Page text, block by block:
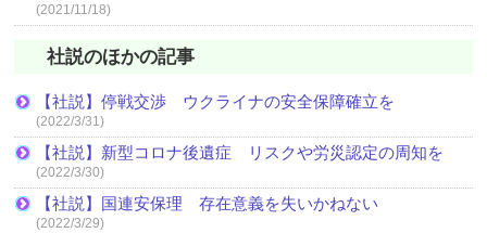
(2021/11/18)
社説のほかの記事
【社説】停戦交渉 ウクライナの安全保障確立を
(2022/3/31)
【社説】新型コロナ後遺症 リスクや労災認定の周知を
(2022/3/30)
【社説】国連安保理 存在意義を失いかねない
(2022/3/29)